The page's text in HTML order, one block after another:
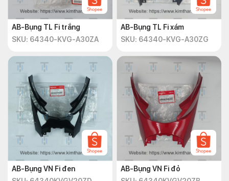
AB-Bụng TL Fi trắng
SKU: 64340-KVG-A30ZA
AB-Bụng TL Fi xám
SKU: 64340-KVG-A30ZG
AB-Bụng VN Fi đen
AB-Bụng VN Fi đỏ